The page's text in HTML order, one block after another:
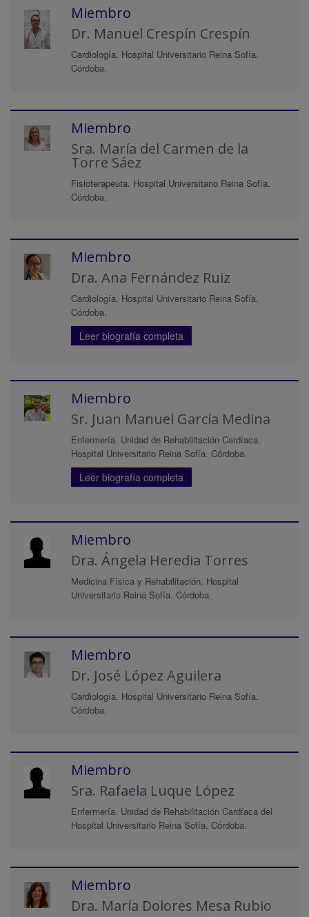
Miembro
Dr. Manuel Crespín Crespín
Cardiología. Hospital Universitario Reina Sofía.
Córdoba.
Miembro
Sra. María del Carmen de la
Torre Sáez
Fisioterapeuta. Hospital Universitario Reina Sofía.
Córdoba.
Miembro
Dra. Ana Fernández Ruiz
Cardiología. Hospital Universitario Reina Sofía.
Córdoba.
Leer biografía completa
Miembro
Sr. Juan Manuel García Medina
Enfermería. Unidad de Rehabilitación Cardíaca.
Hospital Universitario Reina Sofía. Córdoba.
Leer biografía completa
Miembro
Dra. Ángela Heredia Torres
Medicina Física y Rehabilitación. Hospital
Universitario Reina Sofía. Córdoba.
Miembro
Dr. José López Aguilera
Cardiología. Hospital Universitario Reina Sofía.
Córdoba.
Miembro
Sra. Rafaela Luque López
Enfermería. Unidad de Rehabilitación Cardíaca del
Hospital Universitario Reina Sofía. Córdoba.
Miembro
Dra. María Dolores Mesa Rubio